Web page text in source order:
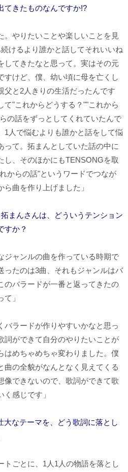
きたものなんですか!?
。やりたいことや楽しいことを見
けるより誰かと話してそれいいね
してきたなと思って。実はその元
すけど、僕、幼い頃に母を亡くし
父と2人きりの生活だったんです
て"これからどうする？""これから
の話をずっとしてくれていたんで
1人で悩むよりも誰かと話をして悩
って。拓まんとしていた話の中に
し、そのほかにもTENSONGを取
からの話"というワードでつなが
曲を作り上げました」
まんさんは、どういうテンション
すか？
ジャンルの曲を作っている時期で
ったのは3曲、それもジャンルはバ
のバラードが一番と返ってきたの
」
バラードが作りやすいかなと思っ
詞ができて自分のやりたいことが
はめちゃめちゃ変わりました。僕
曲の全貌がなんとなく見えてくる
像できないので、歌詞ができて歌
感じです」
なテーマを、どう歌詞に落とし
トごとに、1人1人の物語を落とし